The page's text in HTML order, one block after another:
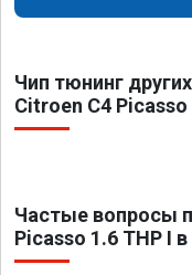
Чип тюнинг
Citroen C4 Picasso
Частые вопросы
Picasso 1.6 THP I